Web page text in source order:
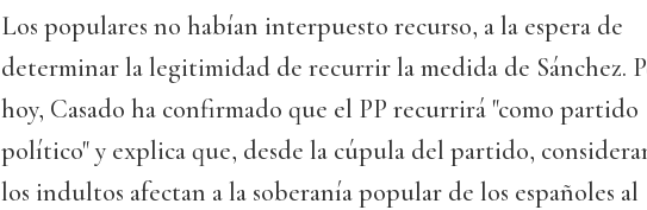
Los populares no habían interpuesto recurso, a la espera de
determinar la legitimidad de recurrir la medida de Sánchez.
hoy, Casado ha confirmado que el PP recurrirá "como partido
político" y explica que, desde la cúpula del partido,
los indultos afectan a la soberanía popular de los españoles al